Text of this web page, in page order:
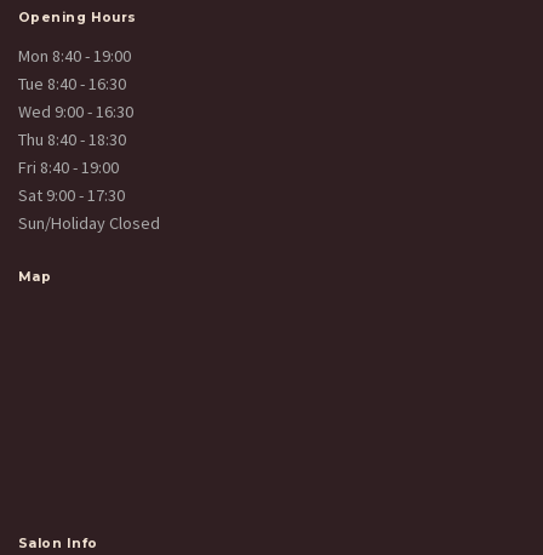
Opening Hours
Mon 8:40 - 19:00
Tue 8:40 - 16:30
Wed 9:00 - 16:30
Thu 8:40 - 18:30
Fri 8:40 - 19:00
Sat 9:00 - 17:30
Sun/Holiday Closed
Map
Salon Info